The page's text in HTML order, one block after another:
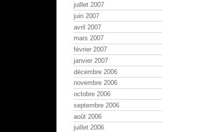
juillet 2007
juin 2007
avril 2007
mars 2007
février 2007
janvier 2007
décembre 2006
novembre 2006
octobre 2006
septembre 2006
août 2006
juillet 2006